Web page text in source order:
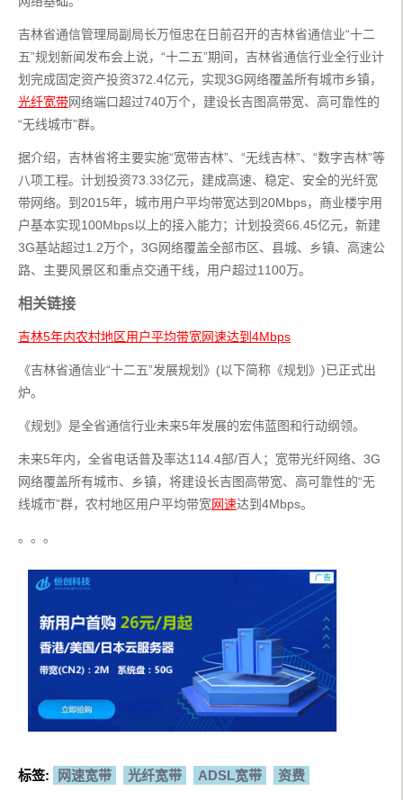
吉林省通信管理局副局长万恒忠在日前召开的吉林省通信业“十二
五”规划新闻发布会上说，“十二五”期间，吉林省通信行业全行业计
划完成固定资产投资372.4亿元，实现3G网络覆盖所有城市乡镇，
光纤宽带网络端口超过740万个，建设长吉图高带宽、高可靠性的
“无线城市”群。
据介绍，吉林省将主要实施“宽带吉林”、“无线吉林”、“数字吉林”等
八项工程。计划投资73.33亿元，建成高速、稳定、安全的光纤宽
带网络。到2015年，城市用户平均带宽达到20Mbps，商业楼宇用
户基本实现100Mbps以上的接入能力；计划投资66.45亿元，新建
3G基站超过1.2万个，3G网络覆盖全部市区、县城、乡镇、高速公
路、主要风景区和重点交通干线，用户超过1100万。
相关链接
吉林5年内农村地区用户平均带宽网速达到4Mbps
《吉林省通信业“十二五”发展规划》(以下简称《规划》)已正式出
炉。
《规划》是全省通信行业未来5年发展的宏伟蓝图和行动纲领。
未来5年内，全省电话普及率达114.4部/百人；宽带光纤网络、3G
网络覆盖所有城市、乡镇，将建设长吉图高带宽、高可靠性的“无
线城市”群，农村地区用户平均带宽网速达到4Mbps。
。。。
标签: 网速宽带 光纤宽带 ADSL宽带 资费